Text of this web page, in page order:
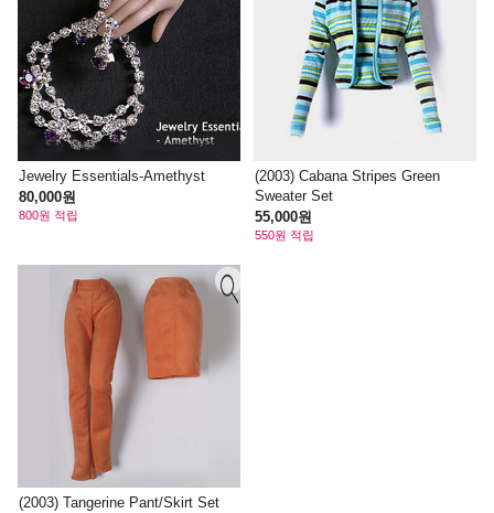
Jewelry Essentials-Amethyst
80,000원
800원 적립
(2003) Cabana Stripes Green
Sweater Set
55,000원
550원 적립
(2003) Tangerine Pant/Skirt Set